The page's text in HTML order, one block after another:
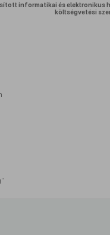
informatikai és elektronikus
költségvetési